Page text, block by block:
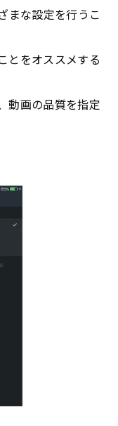
まな設定を行うこ
とをオススメする
動画の品質を指定